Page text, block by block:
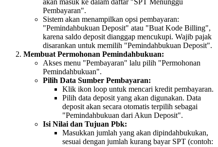
akan masuk ke dalam daftar "SPT Menunggu
Pembayaran".
Sistem akan menampilkan opsi pembayaran:
"Pemindahbukuan Deposit" atau "Buat Kode Billing",
karena saldo deposit dianggap mencukupi. Wajib pajak
disarankan untuk memilih "Pemindahbukuan Deposit".
Membuat Permohonan Pemindahbukuan:
Akses menu "Pembayaran" lalu pilih "Permohonan
Pemindahbukuan".
Pilih Data Sumber Pembayaran:
Klik ikon loop untuk mencari kredit pembayaran.
Pilih data deposit yang akan digunakan. Data
deposit akan secara otomatis terpilih sebagai
"Pemindahbukuan dari Akun Deposit".
Isi Nilai dan Tujuan Pbk:
Masukkan jumlah yang akan dipindahbukukan,
sesuai dengan jumlah kurang bayar SPT (contoh: